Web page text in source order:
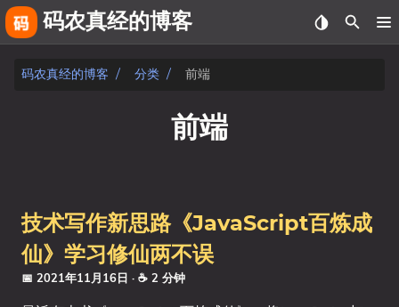
码农真经的博客
关于
文章
标签
码农真经的博客 分类 前端
前端
技术写作新思路《JavaScript百炼成
仙》学习修仙两不误
📅 2021年11月16日 · ☕ 2 分钟